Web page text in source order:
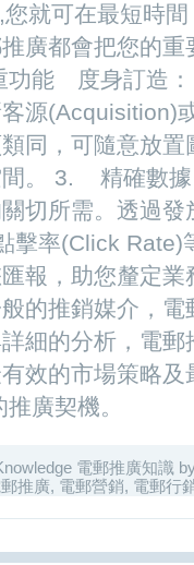
就可在最短時
廣都會把您的
能 度身訂造：
源(Acquisition)
同，可隨意放
間。 3. 精確數
切所需。透過
擊率(Click Rate)
報，助您釐定
的推銷媒介，電
細的分析，電
效的市場策略
廣契機。
電郵推廣知識
推廣, 電郵營銷, 電郵行